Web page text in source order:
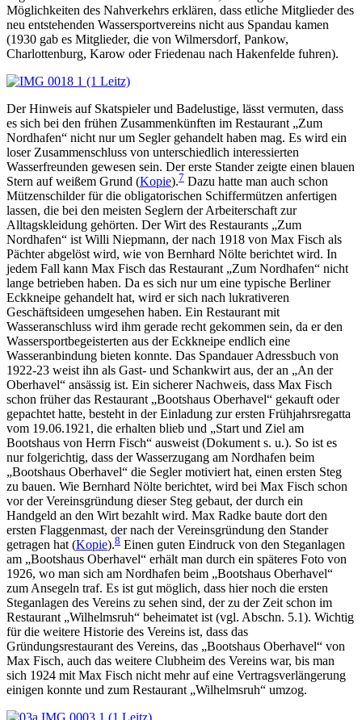
Möglichkeiten des Nahverkehrs erklären, dass etliche Mitglieder des
neu entstehenden Wassersportvereins nicht aus Spandau kamen
(1930 gab es Mitglieder, die von Wilmersdorf, Pankow,
Charlottenburg, Karow oder Friedenau nach Hakenfelde fuhren).
Der Hinweis auf Skatspieler und Badelustige, lässt vermuten, dass
es sich bei den frühen Zusammenkünften im Restaurant „Zum
Nordhafen“ nicht nur um Segler gehandelt haben mag. Es wird ein
loser Zusammenschluss von unterschiedlich interessierten
Wasserfreunden gewesen sein. Der erste Stander zeigte einen blauen
Stern auf weißem Grund (Kopie).7 Dazu hatte man auch schon
Mützenschilder für die obligatorischen Schiffermützen anfertigen
lassen, die bei den meisten Seglern der Arbeiterschaft zur
Alltagskleidung gehörten. Der Wirt des Restaurants „Zum
Nordhafen“ ist Willi Niepmann, der nach 1918 von Max Fisch als
Pächter abgelöst wird, wie von Bernhard Nölte berichtet wird. In
jedem Fall kann Max Fisch das Restaurant „Zum Nordhafen“ nicht
lange betrieben haben. Da es sich nur um eine typische Berliner
Eckkneipe gehandelt hat, wird er sich nach lukrativeren
Geschäftsideen umgesehen haben. Ein Restaurant mit
Wasseranschluss wird ihm gerade recht gekommen sein, da er den
Wassersportbegeisterten aus der Eckkneipe endlich eine
Wasseranbindung bieten konnte. Das Spandauer Adressbuch von
1922-23 weist ihn als Gast- und Schankwirt aus, der an „An der
Oberhavel“ ansässig ist. Ein sicherer Nachweis, dass Max Fisch
schon früher das Restaurant „Bootshaus Oberhavel“ gekauft oder
gepachtet hatte, besteht in der Einladung zur ersten Frühjahrsregatta
vom 19.06.1921, die erhalten blieb und „Start und Ziel am
Bootshaus von Herrn Fisch“ ausweist (Dokument s. u.). So ist es
nur folgerichtig, dass der Wasserzugang am Nordhafen beim
„Bootshaus Oberhavel“ die Segler motiviert hat, einen ersten Steg
zu bauen. Wie Bernhard Nölte berichtet, wird bei Max Fisch schon
vor der Vereinsgründung dieser Steg gebaut, der durch ein
Handgeld an den Wirt bezahlt wird. Max Radke baute dort den
ersten Flaggenmast, der nach der Vereinsgründung den Stander
getragen hat (Kopie).8 Einen guten Eindruck von den Steganlagen
am „Bootshaus Oberhavel“ erhält man durch ein späteres Foto von
1926, wo man sich am Nordhafen beim „Bootshaus Oberhavel“
zum Ansegeln traf. Es ist gut möglich, dass hier noch die ersten
Steganlagen des Vereins zu sehen sind, der zu der Zeit schon im
Restaurant „Wilhelmsruh“ beheimatet ist (vgl. Abschn. 5.1). Wichtig
für die weitere Historie des Vereins ist, dass das
Gründungsrestaurant des Vereins, das „Bootshaus Oberhavel“ von
Max Fisch, auch das weitere Clubheim des Vereins war, bis man
sich 1924 mit Max Fisch nicht mehr auf eine Vertragsverlängerung
einigen konnte und zum Restaurant „Wilhelmsruh“ umzog.